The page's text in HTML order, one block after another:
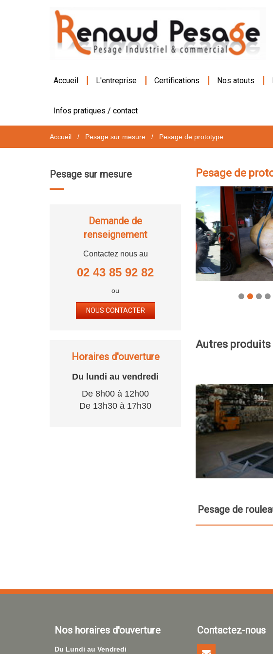
Accueil L'entreprise Certifications Nos atouts
Infos pratiques / contact
Accueil / Pesage sur mesure / Pesage de prototype
Pesage de
Autres produits
Pesage de
Pesage sur mesure
Demande de
renseignement
Contactez nous au
02 43 85 92 82
ou
NOUS CONTACTER
Horaires d'ouverture
Du lundi au vendredi
De 8h00 à 12h00
De 13h30 à 17h30
Nos horaires d'ouverture
Du Lundi au Vendredi
Contactez-nous